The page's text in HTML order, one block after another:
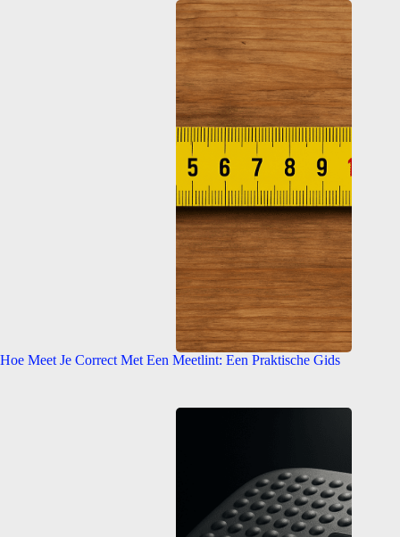
Hoe Meet Je Correct Met Een Meetlint: Een Praktische Gids